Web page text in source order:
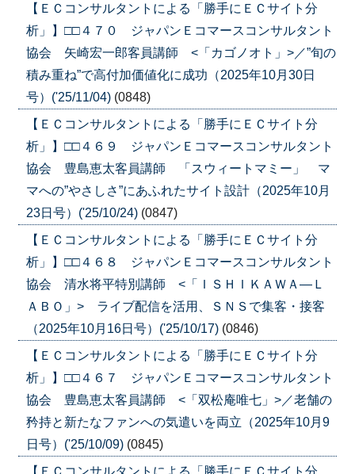
【ＥＣコンサルタントによる「勝手にＥＣサイト分
析」】□□４７０ ジャパンＥコマースコンサルタント
協会 矢崎宏一郎客員講師 <「カゴノオト」>／”旬の
積み重ね”で高付加価値化に成功（2025年10月30日
号）('25/11/04) (0848)
【ＥＣコンサルタントによる「勝手にＥＣサイト分
析」】□□４６９ ジャパンＥコマースコンサルタント
協会 豊島恵太客員講師 「スウィートマミー」 マ
マへの”やさしさ”にあふれたサイト設計（2025年10月
23日号）('25/10/24) (0847)
【ＥＣコンサルタントによる「勝手にＥＣサイト分
析」】□□４６８ ジャパンＥコマースコンサルタント
協会 清水将平特別講師 <「ＩＳＨＩＫＡＷＡ―Ｌ
ＡＢＯ」> ライブ配信を活用、ＳＮＳで集客・接客
（2025年10月16日号）('25/10/17) (0846)
【ＥＣコンサルタントによる「勝手にＥＣサイト分
析」】□□４６７ ジャパンＥコマースコンサルタント
協会 豊島恵太客員講師 <「双松庵唯七」>／老舗の
矜持と新たなファンへの気遣いを両立（2025年10月9
日号）('25/10/09) (0845)
【ＥＣコンサルタントによる「勝手にＥＣサイト分